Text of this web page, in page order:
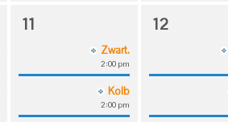
11
Zwart.
2:00 pm
Kolb
2:00 pm
12